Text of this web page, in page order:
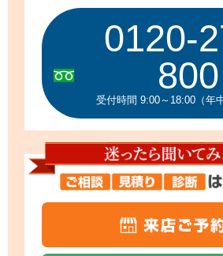
0120-
800
受付時間 9:00～18:00（年